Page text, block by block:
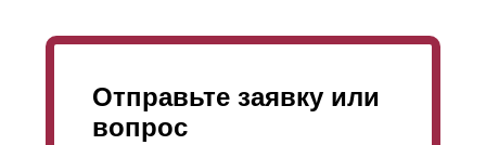
Отправьте заявку или
вопрос